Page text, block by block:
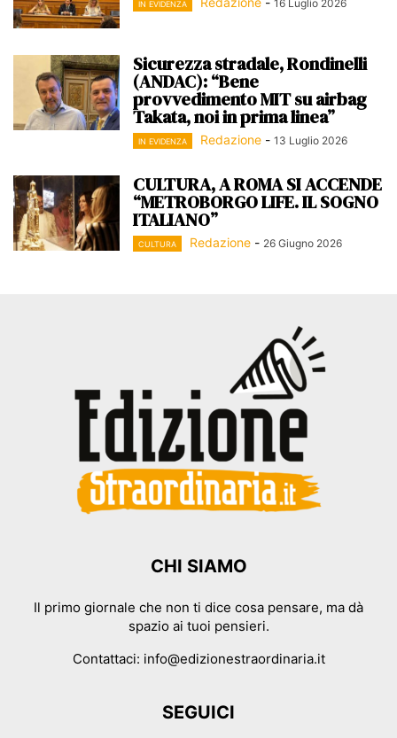
IN EVIDENZA 16 Luglio 2026
Sicurezza stradale, Rondinelli
(ANDAC): “Bene
provvedimento MIT su airbag
Takata, noi in prima linea”
IN EVIDENZA Redazione - 13 Luglio 2026
CULTURA, A ROMA SI ACCENDE
“METROBORGO LIFE. IL SOGNO
ITALIANO”
CULTURA Redazione - 26 Giugno 2026
CHI SIAMO
Il primo giornale che non ti dice cosa pensare, ma dà
spazio ai tuoi pensieri.
Contattaci: info@edizionestraordinaria.it
SEGUICI